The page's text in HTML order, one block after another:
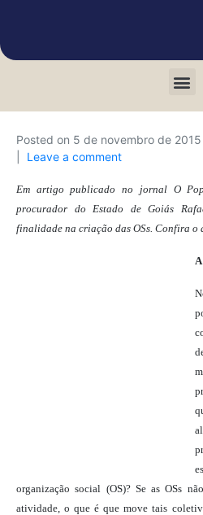
Posted on 5 de novembro de 2015
Leave a comment
Em artigo publicado no jornal O
procurador do Estado de Goiás
finalidade na criação das OSs. Confira
organização social (OS)? Se as OSs
atividade, o que é que move tais